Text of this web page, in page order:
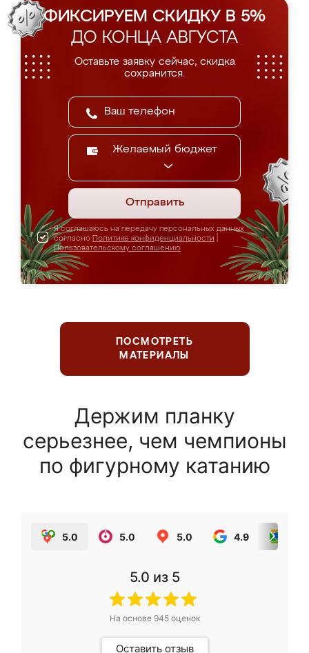
ФИКСИРУЕМ СКИДКУ В 5%
ДО КОНЦА АВГУСТА
Оставьте заявку сейчас, скидка
сохранится.
Желаемый бюджет
Отправить
Я соглашаюсь на передачу персональных данных
согласно Политике конфиденциальности
Пользовательскому соглашению
ПОСМОТРЕТЬ
МАТЕРИАЛЫ
Держим планку
серьезнее, чем чемпионы
по фигурному катанию
5.0 5.0 5.0 4.9
5.0 из 5
На основе 945оценок
Оставить отзыв